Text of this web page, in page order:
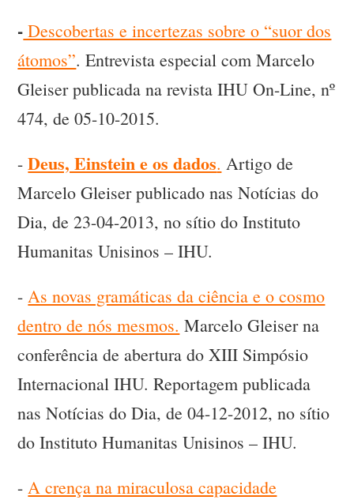
- Descobertas e incertezas sobre o “suor dos
átomos”. Entrevista especial com Marcelo
Gleiser publicada na revista IHU On-Line, nº
474, de 05-10-2015.
-Deus, Einstein e os dados. Artigo de
Marcelo Gleiser publicado nas Notícias do
Dia, de 23-04-2013, no sítio do Instituto
Humanitas Unisinos – IHU.
-As novas gramáticas da ciência e o cosmo
dentro de nós mesmos. Marcelo Gleiser na
conferência de abertura do XIII Simpósio
Internacional IHU. Reportagem publicada
nas Notícias do Dia, de 04-12-2012, no sítio
do Instituto Humanitas Unisinos – IHU.
-A crença na miraculosa capacidade